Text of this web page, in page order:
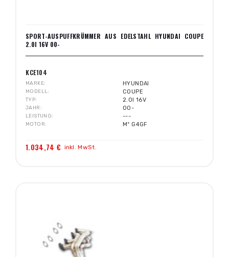
SPORT-AUSPUFFKRÜMMER AUS EDELSTAHL HYUNDAI COUPE
2.0I 16V 00-
KCE104
MARKE HYUNDAI
MODELL COUPE
TYP 2.0I 16V
JAHR 00-
LEISTUNG ---
MOTOR Mº G4GF
1.034,74 € inkl. MwSt.